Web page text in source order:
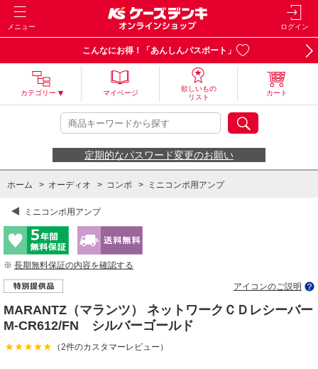
メニュー ログイン
こんなにお得！「あんしんパスポート」
カテゴリー マイページ
欲しいもの
リスト
カート
定期的なパスワード変更のお願い
ホーム > オーディオ > コンポ > ミニコンポ用アンプ
ミニコンポ用アンプ
※ 長期無料保証の内容を確認する
アイコンのご説明
MARANTZ（マランツ） ネットワークＣＤレシーバー
M-CR612/FN シルバーゴールド
（2件のカスタマーレビュー）